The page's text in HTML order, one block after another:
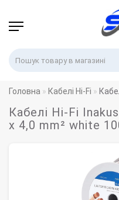
Головна Кабелі Hi-Fi
Кабелі Hi-Fi
x 4,0 mm² white